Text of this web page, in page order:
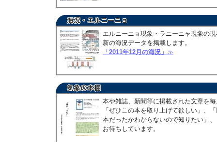
エルニーニョ現象・ラニーニャ現象の
新の海況データを掲載します。
「2011年12月の海況」 ≫
本や雑誌、新聞等に掲載された文章を
「ぜひこの本を取り上げて欲しい」、
本だったかわからないので知りたい」
お待ちしています。